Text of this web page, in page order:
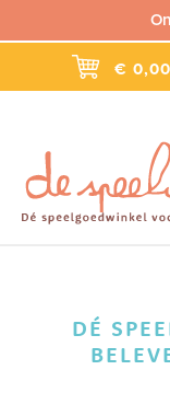
€ 0,00
DÉ